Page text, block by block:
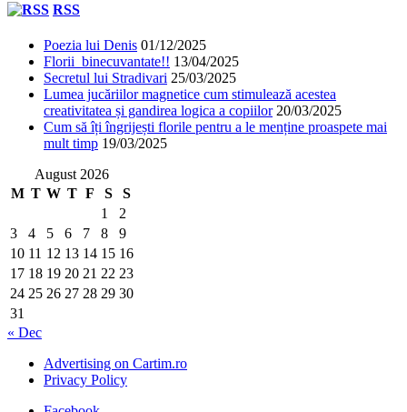
RSS
Poezia lui Denis 01/12/2025
Florii binecuvantate!! 13/04/2025
Secretul lui Stradivari 25/03/2025
Lumea jucăriilor magnetice cum stimulează acestea
creativitatea și gandirea logica a copiilor 20/03/2025
Cum să îți îngrijești florile pentru a le menține proaspete mai
mult timp 19/03/2025
August 2026
M T W T F S
S
1
2
3
4 5 6 7 8
9
10 11 12 13 14 15 16
17 18 19 20 21 22 23
24 25 26 27 28 29 30
31
« Dec
Advertising on Cartim.ro
Privacy Policy